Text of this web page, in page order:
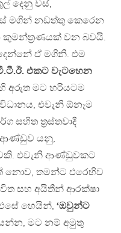
දෙනු වස්,
මගින් නඩත්තු කෙරෙන
කුමන්ත‍්‍රණයක් වන බවයි.
ඒ මගිනි. එම
එකට වැටහෙන
අරුත මට හරියටම
එවැනි ඕනෑම
සහිත ත‍්‍රස්තවාදී
ආණ්ඩුව යනු,
එවැනි ආණ්ඩුවකට
නොව, තමන්ට එරෙහිව
සහ අයිතීන් ආරක්ෂා
හෙයින්, ‘ඔවුන්ට
මට නම් අමුතු